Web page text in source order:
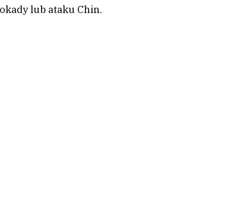
lub ataku Chin.